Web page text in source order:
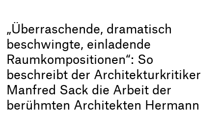
„Überraschende, dramatisch
beschwingte, einladende
Raumkompositionen“: So
beschreibt der Architekturkritiker
Manfred Sack die Arbeit der
berühmten Architekten Hermann